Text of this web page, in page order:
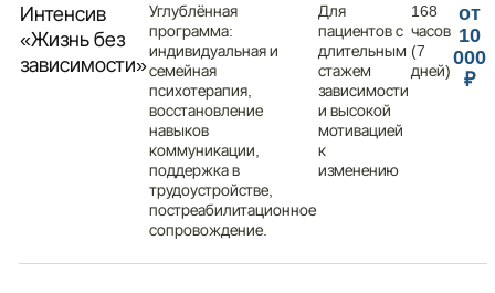
Интенсив
«Жизнь без
зависимости»
Углублённая
программа:
индивидуальная и
семейная
психотерапия,
восстановление
навыков
коммуникации,
поддержка в
трудоустройстве,
постреабилитационное
сопровождение.
Для
пациентов с
длительным
стажем
зависимости
и высокой
мотивацией
к
изменению
168
часов
(7
дней)
от
10
000
₽